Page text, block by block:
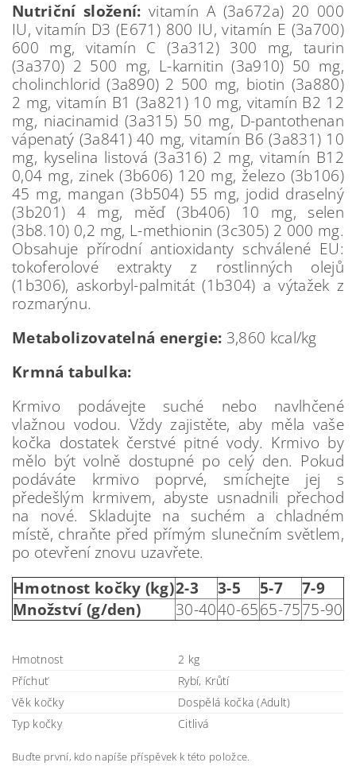
Nutriční složení: vitamín A (3a672a) 20 000
IU, vitamín D3 (E671) 800 IU, vitamín E (3a700)
600 mg, vitamín C (3a312) 300 mg, taurin
(3a370) 2 500 mg, L-karnitin (3a910) 50 mg,
cholinchlorid (3a890) 2 500 mg, biotin (3a880)
2 mg, vitamín B1 (3a821) 10 mg, vitamín B2 12
mg, niacinamid (3a315) 50 mg, D-pantothenan
vápenatý (3a841) 40 mg, vitamín B6 (3a831) 10
mg, kyselina listová (3a316) 2 mg, vitamín B12
0,04 mg, zinek (3b606) 120 mg, železo (3b106)
45 mg, mangan (3b504) 55 mg, jodid draselný
(3b201) 4 mg, měď (3b406) 10 mg, selen
(3b8.10) 0,2 mg, L-methionin (3c305) 2 000 mg.
Obsahuje přírodní antioxidanty schválené EU:
tokoferolové extrakty z rostlinných olejů
(1b306), askorbyl-palmitát (1b304) a výtažek z
rozmarýnu.
Metabolizovatelná energie: 3,860 kcal/kg
Krmná tabulka:
Krmivo podávejte suché nebo navlhčené
vlažnou vodou. Vždy zajistěte, aby měla vaše
kočka dostatek čerstvé pitné vody. Krmivo by
mělo být volně dostupné po celý den. Pokud
podáváte krmivo poprvé, smíchejte jej s
předešlým krmivem, abyste usnadnili přechod
na nové. Skladujte na suchém a chladném
místě, chraňte před přímým slunečním světlem,
po otevření znovu uzavřete.
Hmotnost kočky (kg)2-3 3-5 5-7
7-9
Množství (g/den)
30-4040-6565-7575-90
Hmotnost
2 kg
Příchuť
Rybí, Krůtí
Věk kočky
Dospělá kočka (Adult)
Typ kočky
Citlivá
Buďte první, kdo napíše příspěvek k této položce.